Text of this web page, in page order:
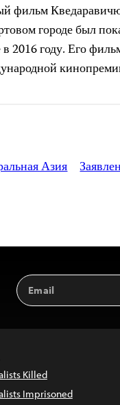
фильм
городе был
2016 году. Его
Азия
Email
Address
Killed
Imprisoned